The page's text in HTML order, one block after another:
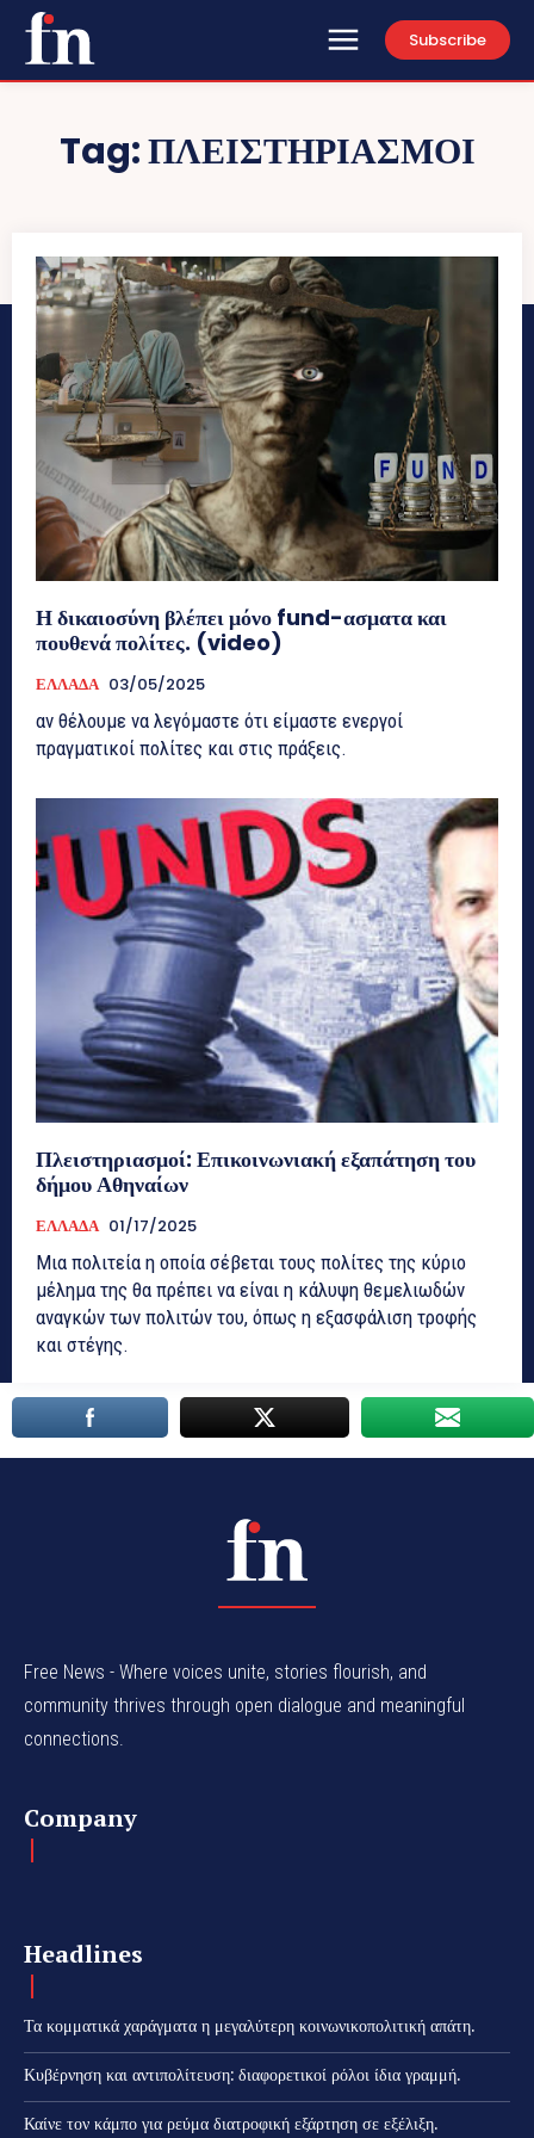
Subscribe
Tag:ΠΛΕΙΣΤΗΡΙΑΣΜΟΙ
Η δικαιοσύνη βλέπει μόνο fund-ασματα και
πουθενά πολίτες. (video)
ΕΛΛΑΔΑ 03/05/2025
αν θέλουμε να λεγόμαστε ότι είμαστε ενεργοί
πραγματικοί πολίτες και στις πράξεις.
Πλειστηριασμοί: Επικοινωνιακή εξαπάτηση του
δήμου Αθηναίων
ΕΛΛΑΔΑ 01/17/2025
Μια πολιτεία η οποία σέβεται τους πολίτες της κύριο
μέλημα της θα πρέπει να είναι η κάλυψη θεμελιωδών
αναγκών των πολιτών του, όπως η εξασφάλιση τροφής
και στέγης.
Free News - Where voices unite, stories flourish, and
community thrives through open dialogue and meaningful
connections.
Company
Headlines
Τα κομματικά χαράγματα η μεγαλύτερη κοινωνικοπολιτική απάτη.
Κυβέρνηση και αντιπολίτευση: διαφορετικοί ρόλοι ίδια γραμμή.
Καίνε τον κάμπο για ρεύμα διατροφική εξάρτηση σε εξέλιξη.